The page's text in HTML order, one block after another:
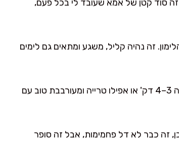
זה סוד קטן של אמא שעובד לי בכל פעם,
זה נהיה קליל, משגע ומתאים גם לימים
: מחליפים את הקוסקוס בכרובית מגוררת מאודה 3–4 דק' או אפילו טרייה ומעורבבת טוב עם
זה כבר לא דל פחמימות, אבל זה סופר